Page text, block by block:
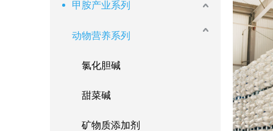
甲胺产业系列
动物营养系列
氯化胆碱
甜菜碱
矿物质添加剂